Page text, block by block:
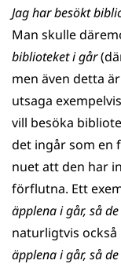
Jag har besökt
Man skulle
biblioteket i går
men även detta
utsaga
vill besöka
det ingår som en
nuet att den har
förflutna. Ett
äpplena i går, så
naturligtvis
äpplena i går, så